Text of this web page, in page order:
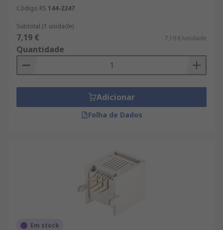
Código RS 144-2247
Subtotal (1 unidade)
7,19 € 7,19 €/unidade
Quantidade
Adicionar
Folha de Dados
Em stock